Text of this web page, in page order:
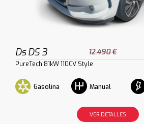
Ds DS 3 12.490 €
PureTech 81kW 110CV Style
Gasolina Manual
VER DETALLES